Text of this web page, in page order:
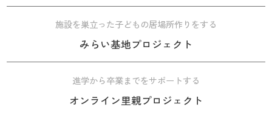
施設を巣立った子どもの居場所作りをする
みらい基地プロジェクト
進学から卒業までをサポートする
オンライン里親プロジェクト